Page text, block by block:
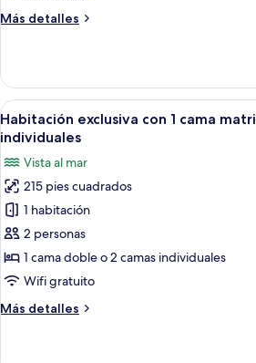
cama
2
individuales
Más detalles
Más
Confort
con
1
cama
o
2
individuales
Abrir
todas
fotos
de
Habitación
exclusiva
con
1
matrimonial
6
Habitación exclusiva con 1 cama
individuales
Vista al mar
215 pies cuadrados
1 habitación
2 personas
1 cama doble o 2 camas individuales
Wifi gratuito
Más detalles
Más